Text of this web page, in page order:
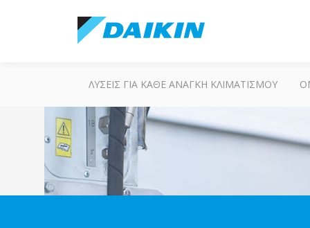
ΛΎΣΕΙΣ ΓΙΑ ΚΆΘΕ ΑΝΆΓΚΗ ΚΛΙΜΑΤΙΣΜΟΎ